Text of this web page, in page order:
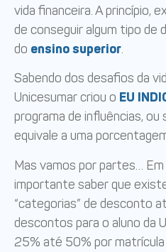
vida financeira. A princípio,
de conseguir algum tipo de
do ensino superior.
Sabendo dos desafios da
Unicesumar criou o EU
programa de influências, ou
equivale a uma
Mas vamos por partes… Em
importante saber que
“categorias” de desconto
descontos para o aluno da
25% até 50% por matrícula